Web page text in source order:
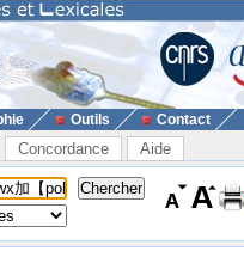
Outils Contact
Concordance Aide